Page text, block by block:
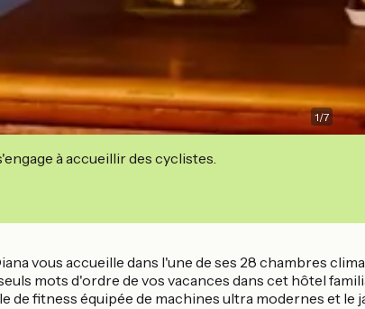
1/7
à accueillir des cyclistes.
vous accueille dans l'une de ses 28 chambres
mots d'ordre de vos vacances dans cet hôtel
de fitness équipée de machines ultra modernes et